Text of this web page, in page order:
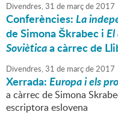
Divendres,31 de marçde2017
Conferències:La
de Simona Škrabec i
Sovièticaa càrrec de
Divendres,31 de marçde2017
Xerrada:Europa i els
a càrrec de Simona
escriptora eslovena